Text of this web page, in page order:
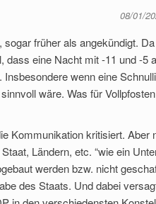
08/01/
früher als angekündigt.
dass eine Nacht mit -11 und -5
Insbesondere wenn eine
wäre. Was für
Kommunikation kritisiert.
Ländern, etc. “wie ein
werden bzw. nicht
des Staats. Und dabei